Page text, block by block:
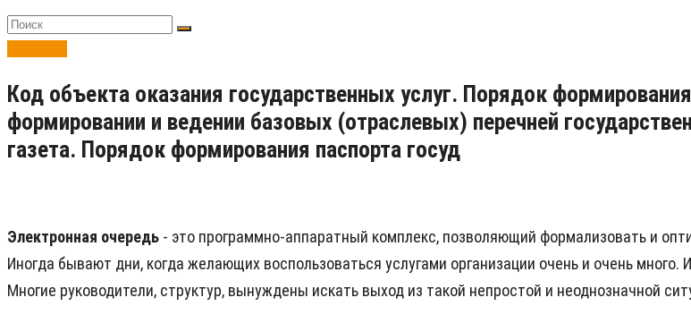
Код объекта оказания государственных услуг. Порядок
формировании и ведении базовых (отраслевых) перечней
газета. Порядок формирования паспорта госуд
Электронная очередь - это программно-аппаратный комплекс, позволяющий формализовать и
Иногда бывают дни, когда желающих воспользоваться услугами организации очень и очень
Многие руководители, структур, вынуждены искать выход из такой непростой и неоднозначной